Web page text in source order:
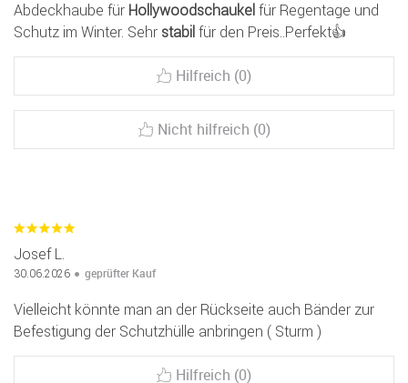
Abdeckhaube für Hollywoodschaukel für Regentage und
Schutz im Winter. Sehr stabil für den Preis..Perfekt👍
Hilfreich (0)
Nicht hilfreich (0)
Josef L.
30.06.2026 geprüfter Kauf
Vielleicht könnte man an der Rückseite auch Bänder zur
Befestigung der Schutzhülle anbringen ( Sturm )
Hilfreich (0)